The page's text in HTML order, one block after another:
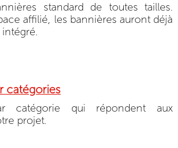
standard de toutes tailles.
affilié, les bannières auront déjà
catégories
catégorie qui répondent aux
projet.